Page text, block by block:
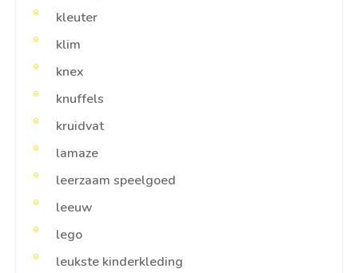
kleuter
klim
knex
knuffels
kruidvat
lamaze
leerzaam speelgoed
leeuw
lego
leukste kinderkleding